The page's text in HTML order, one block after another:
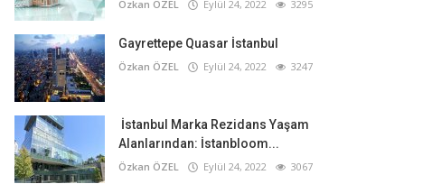
Özkan ÖZEL Eylül 24, 2022 3295
Gayrettepe Quasar İstanbul
Özkan ÖZEL Eylül 24, 2022 3247
İstanbul Marka Rezidans Yaşam
Alanlarından: İstanbloom...
Özkan ÖZEL Eylül 24, 2022 3067